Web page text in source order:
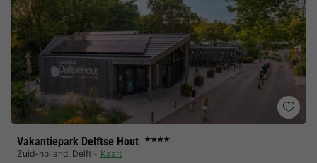
Vakantiepark Delftse Hout ★★★★
Zuid-holland, Delft Kaart